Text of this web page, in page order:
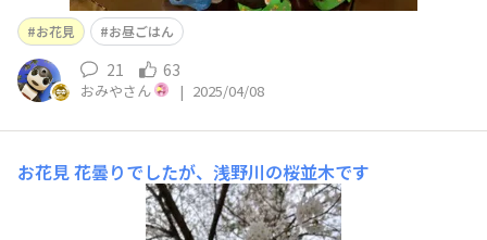
お花見 お昼ごはん
21 63
おみやさん | 2025/04/08
お花見花曇りでしたが、浅野川の桜並木です